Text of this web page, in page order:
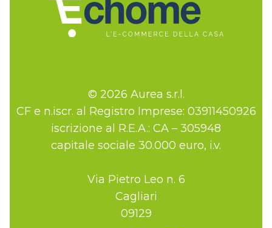
© 2026 Aurea s.r.l.
CF e n.iscr. al Registro Imprese: 03911450926
iscrizione al R.E.A.: CA – 305948
capitale sociale 30.000 euro, i.v.
Via Pietro Leo n. 6
Cagliari
09129